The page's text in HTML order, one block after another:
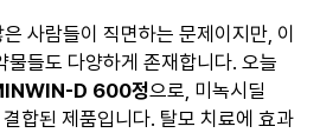
사람들이 직면하는 문제이지만, 이
물들도 다양하게 존재합니다. 오늘
D 600정으로, 미녹시딜
합된 제품입니다. 탈모 치료에 효과